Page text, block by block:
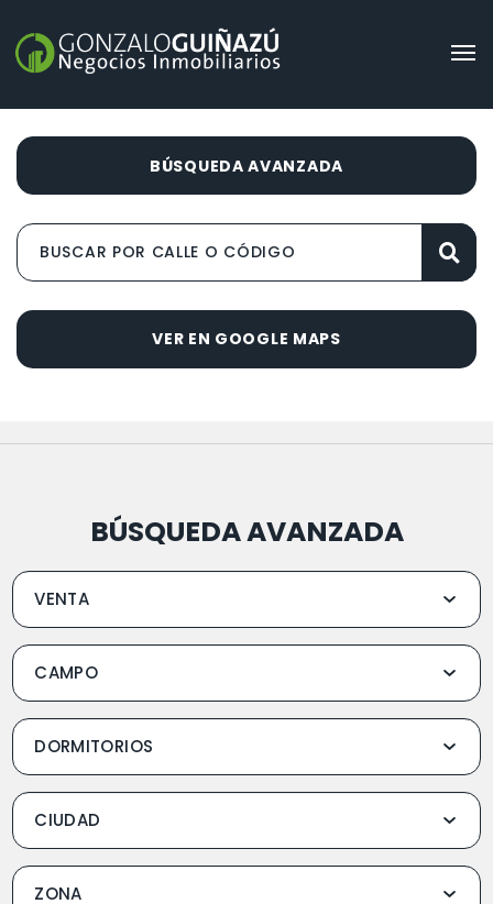
BÚSQUEDA AVANZADA
VER EN GOOGLE MAPS
BÚSQUEDA AVANZADA